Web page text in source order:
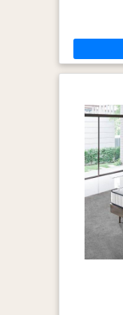
Avenco à
matelas
heures
votre
patient. Il
Oeko-Tex
respect
CertiPUR-
d'odeurs.
le
Conception
est fabriqué
le bruit et
profiter
ressorts
pour éviter
partenaires.
dérangé
se réveille,
nuit de
matelas
formes
répondant